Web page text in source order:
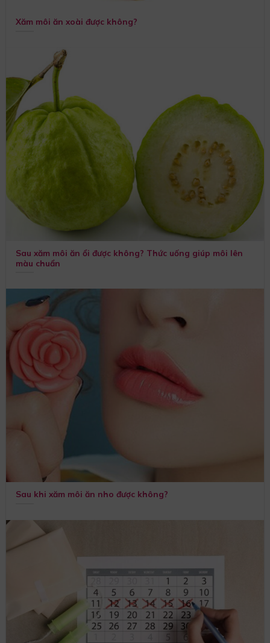
Xăm môi ăn xoài được không?
Sau xăm môi ăn ổi được không? Thức uống giúp môi lên
màu chuẩn
Sau khi xăm môi ăn nho được không?